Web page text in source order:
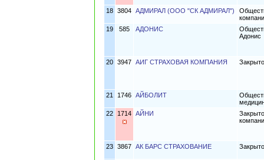
18 3804 АДМИРАЛ (ООО "СК АДМИРАЛ")
19
585 АДОНИС
Адонис
20 3947 АИГ СТРАХОВАЯ КОМПАНИЯ
21 1746 АЙБОЛИТ
22
1714 АЙНИ
23 3867 АК БАРС СТРАХОВАНИЕ